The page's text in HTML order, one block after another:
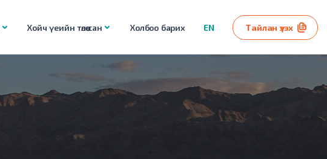
Хойч үеийн төлөө сан Холбоо барих EN Тайлан үзэх